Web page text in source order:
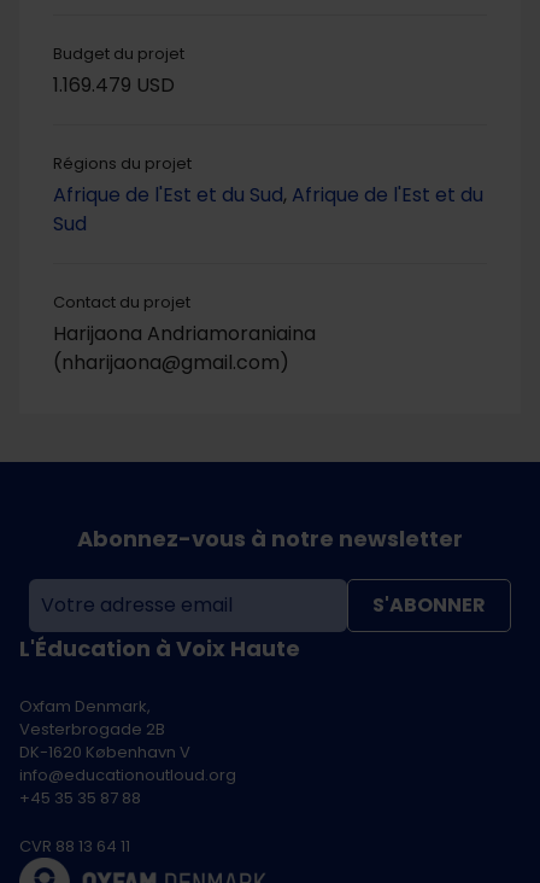
Budget du projet
1.169.479 USD
Régions du projet
Afrique de l'Est et du Sud, Afrique de l'Est et du
Sud
Contact du projet
Harijaona Andriamoraniaina
(nharijaona@gmail.com)
L'Éducation à Voix Haute
Oxfam Denmark,
Vesterbrogade 2B
DK-1620 København V
info@educationoutloud.org
+45 35 35 87 88
CVR 88 13 64 11
Abonnez-vous à notre newsletter
S'ABONNER